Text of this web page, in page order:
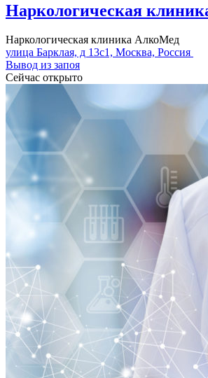
Наркологическая
Наркологическая клиника АлкоМед
улица Барклая, д 13с1, Москва, Россия
Вывод из запоя
Сейчас открыто